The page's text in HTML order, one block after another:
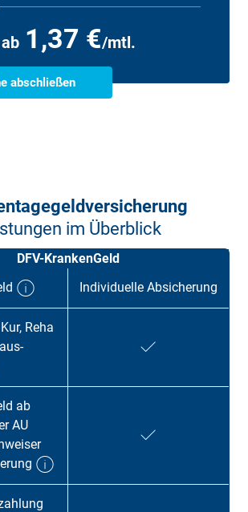
ab 1,37 €/mtl.
abschließen
im Überblick
DFV-KrankenGeld
Individuelle Absicherung
Reha
ab
AU